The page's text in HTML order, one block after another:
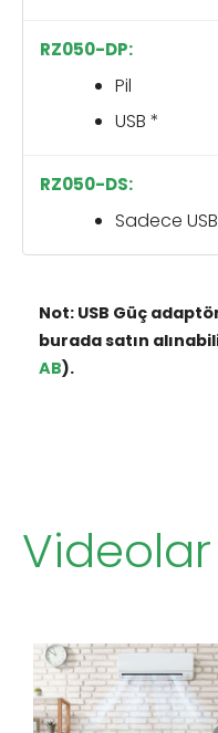
Pil
USB *
Sadece
Not: USB Güç
burada satın
AB).
Videolar